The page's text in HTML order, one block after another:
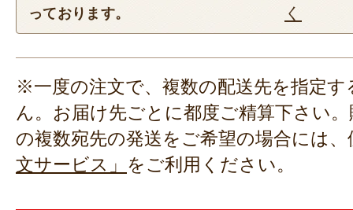
っております。
く
※一度の注文で、複数の配送先を指定
ん。お届け先ごとに都度ご精算下さい
の複数宛先の発送をご希望の場合には、
文サービス」 をご利用ください。